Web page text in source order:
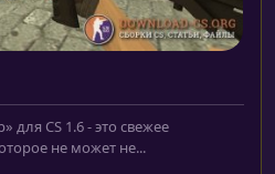
для CS 1.6 - это свежее
не может не...